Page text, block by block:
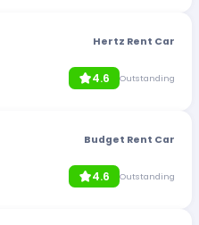
Hertz Rent Car
4.6 Outstanding
Budget Rent Car
4.6 Outstanding